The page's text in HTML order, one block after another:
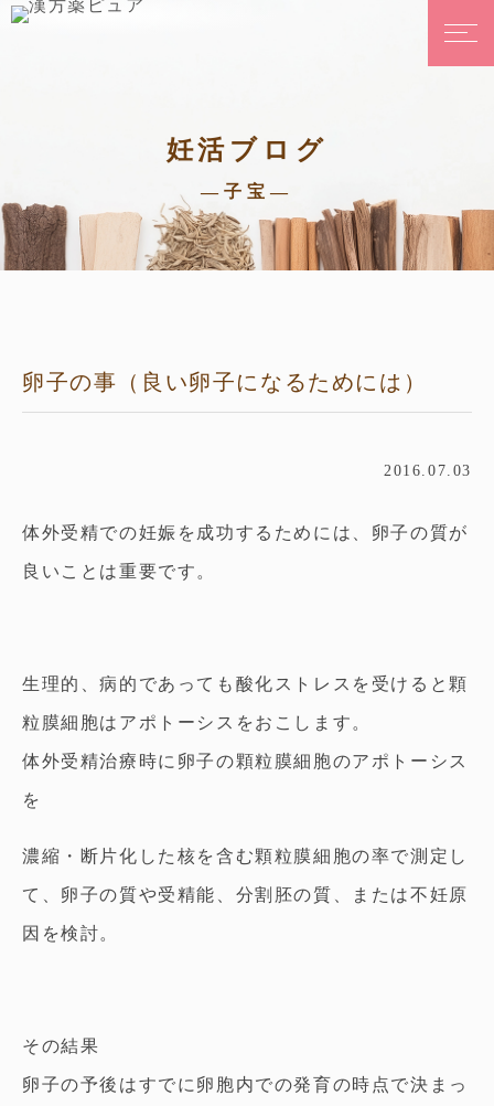
妊活ブログ
—子宝—
卵子の事（良い卵子になるためには）
2016.07.03
体外受精での妊娠を成功するためには、卵子の質が
良いことは重要です。
生理的、病的であっても酸化ストレスを受けると顆
粒膜細胞はアポトーシスをおこします。
体外受精治療時に卵子の顆粒膜細胞のアポトーシス
を
濃縮・断片化した核を含む顆粒膜細胞の率で測定し
て、卵子の質や受精能、分割胚の質、または不妊原
因を検討。
その結果
卵子の予後はすでに卵胞内での発育の時点で決まっ